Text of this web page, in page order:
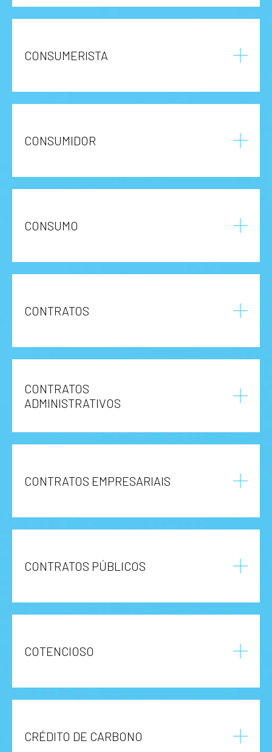
CONSUMERISTA
CONSUMIDOR
CONSUMO
CONTRATOS
CONTRATOS
ADMINISTRATIVOS
CONTRATOS EMPRESARIAIS
CONTRATOS PÚBLICOS
COTENCIOSO
CRÉDITO DE CARBONO